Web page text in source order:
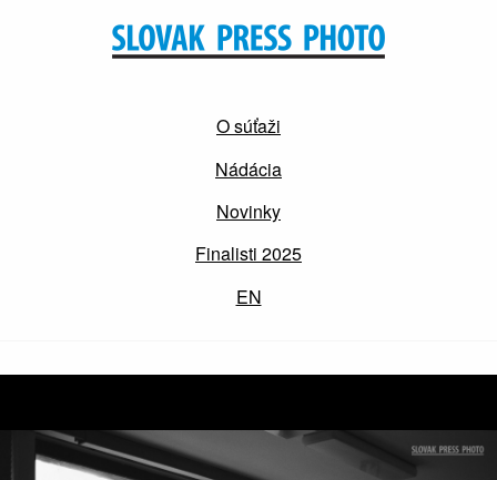
O súťaži
Nádácia
Novinky
Finalisti 2025
EN